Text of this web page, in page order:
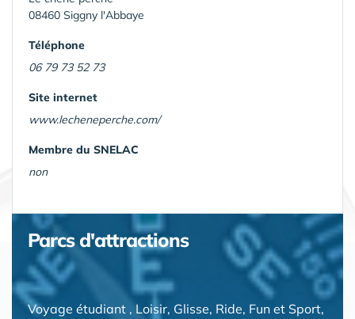
08460 Siggny l'Abbaye
Téléphone
06 79 73 52 73
Site internet
www.lecheneperche.com/
Membre du SNELAC
non
Parcs d'attractions
Voyage étudiant , Loisir, Glisse, Ride, Fun et Sport,